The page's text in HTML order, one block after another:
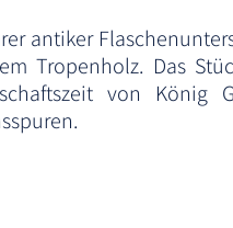
antiker
Tropenholz. Das
von König